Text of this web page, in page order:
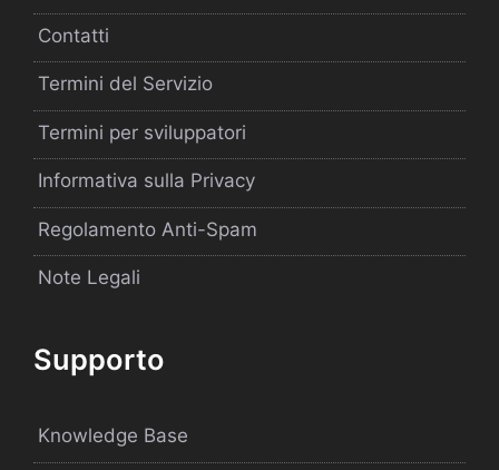
Contatti
Termini del Servizio
Termini per sviluppatori
Informativa sulla Privacy
Regolamento Anti-Spam
Note Legali
Supporto
Knowledge Base